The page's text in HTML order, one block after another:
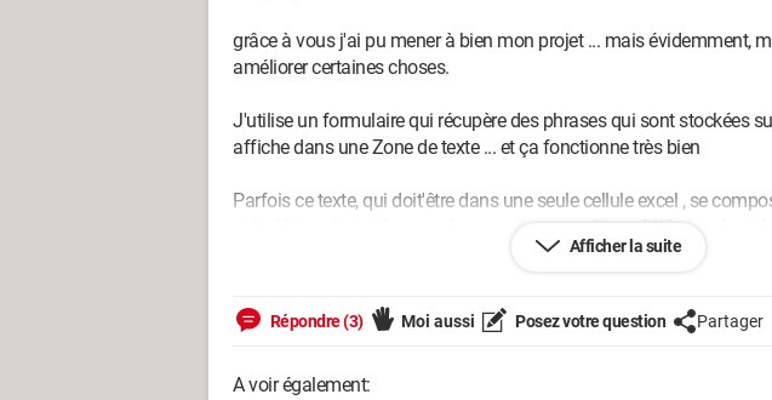
grâce à vous j'ai pu mener à bien mon projet ... mais évidemment,
améliorer certaines choses.
J'utilise un formulaire qui récupère des phrases qui sont stockées
affiche dans une Zone de texte ... et ça fonctionne très bien
Parfois ce texte, qui doit'être dans une seule cellule excel , se
et je désirerai que chaque phrase soit sur une ligne différente dans la
dans excel cellule B12 : Q : A quelle heure prenez vous le train ? R :
Q : A quelle heure prenez vous le train ?
Afficher la suite
Répondre (3) Moi aussi Posez votre question Partager
A voir également: